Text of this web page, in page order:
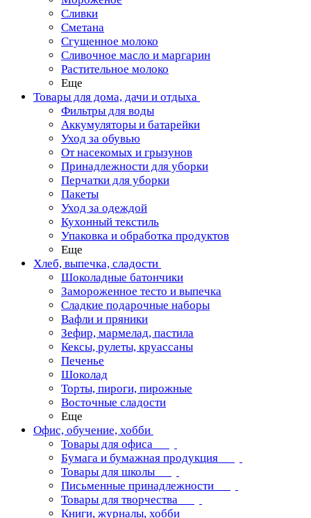
Сливки
Сметана
Сгущенное молоко
Сливочное масло и маргарин
Растительное молоко
Еще
Товары для дома, дачи и отдыха
Фильтры для воды
Аккумуляторы и батарейки
Уход за обувью
От насекомых и грызунов
Принадлежности для уборки
Перчатки для уборки
Пакеты
Уход за одеждой
Кухонный текстиль
Упаковка и обработка продуктов
Еще
Хлеб, выпечка, сладости
Шоколадные батончики
Замороженное тесто и выпечка
Сладкие подарочные наборы
Вафли и пряники
Зефир, мармелад, пастила
Кексы, рулеты, круассаны
Печенье
Шоколад
Торты, пироги, пирожные
Восточные сладости
Еще
Офис, обучение, хобби
Товары для офиса
Бумага и бумажная продукция
Товары для школы
Письменные принадлежности
Товары для творчества
Книги, журналы, хобби